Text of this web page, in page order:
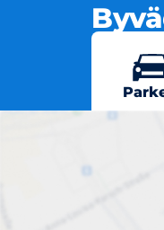
Flera